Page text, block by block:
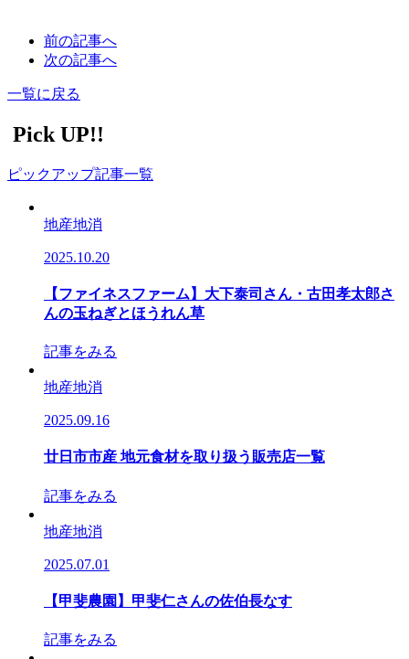
前の記事へ
次の記事へ
一覧に戻る
Pick UP!!
ピックアップ記事一覧
地産地消
2025.10.20
【ファイネスファーム】大下泰司さん・古田孝太郎さ
んの玉ねぎとほうれん草
記事をみる
地産地消
2025.09.16
廿日市市産 地元食材を取り扱う販売店一覧
記事をみる
地産地消
2025.07.01
【甲斐農園】甲斐仁さんの佐伯長なす
記事をみる